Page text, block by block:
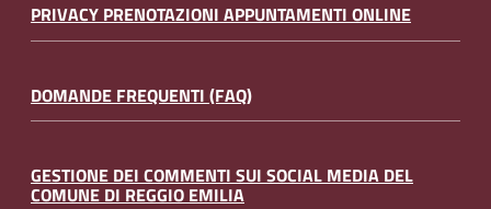
PRIVACY PRENOTAZIONI APPUNTAMENTI ONLINE
DOMANDE FREQUENTI (FAQ)
GESTIONE DEI COMMENTI SUI SOCIAL MEDIA DEL
COMUNE DI REGGIO EMILIA